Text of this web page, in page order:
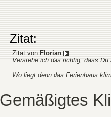
Zitat:
Zitat von Florian
Verstehe ich das richtig, dass
Wo liegt denn das Ferienhaus
Gemäßigtes